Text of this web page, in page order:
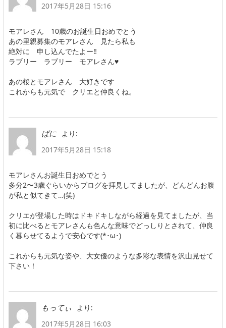
2017年5月28日 15:16
モアレさん 10歳のお誕生日おめでとう
あの里親募集のモアレさん 見たら私も
絶対に 申し込んでたよー‼
ラブリー ラブリー モアレさん♥
あの桜とモアレさん 大好きです
これからも元気で クリエと仲良くね。
ばに
より:
2017年5月28日 15:18
モアレさんお誕生日おめでとう
多分2〜3歳ぐらいからブログを拝見してましたが、どんどんお腹
が私と似てきて…(笑)
クリエが登場した時はドキドキしながら経過を見てましたが、当
初に比べるとモアレさんも色んな意味でどっしりとされて、仲良
く暮らせてるようで安心です(*･ω･)
これからも元気な姿や、大女優のような多彩な表情を沢山見せて
下さい！
もってぃ
より:
2017年5月28日 16:03